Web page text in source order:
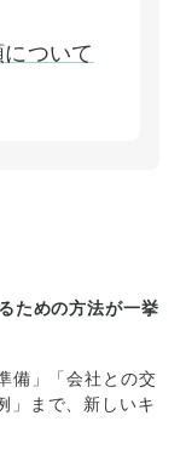
ついて
ための方法が一挙
備」「会社との交
」まで、新しいキ